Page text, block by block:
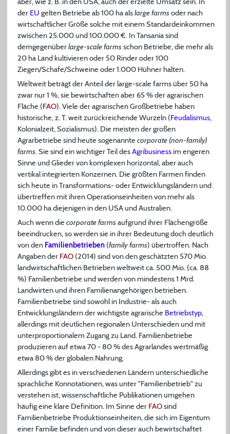
der EU gelten Betriebe ab 100 ha alslarge farmsoder nach
wirtschaftlicher Größe solche mit einem Standardeinkommen
zwischen 25.000 und 100.000 €. In Tansania sind
demgegenüberlarge-scale farmsschon Betriebe, die mehr als
20 ha Land kultivieren oder 50 Rinder oder 100
Ziegen/Schafe/Schweine oder 1.000 Hühner halten.
Weltweit beträgt der Anteil der large-scale farms über 50 ha
zwar nur 1 %, sie bewirtschaften aber 65 % der agrarischen
Fläche (FAO). Viele der agrarischen Großbetriebe haben
historische, z. T. weit zurückreichende Wurzeln (Feudalismus,
Kolonialzeit, Sozialismus). Die meisten der großen
Agrarbetriebe sind heute sogenannte corporate (non-family)
farms. Sie sind ein wichtiger Teil desAgribusinessim engeren
Sinne und Glieder von komplexen horizontal, aber auch
vertikal integrierten Konzernen. Die größten Farmen finden
sich heute in Transformations- oder Entwicklungsländern und
übertreffen mit ihren Operationseinheiten von mehr als
10.000 ha diejenigen in den USA und Australien.
Auch wenn die corporate farmsaufgrund ihrer Flächengröße
beeindrucken, so werden sie in ihrer Bedeutung doch deutlich
von den Familienbetrieben (family farms) übertroffen. Nach
Angaben der FAO (2014) sind von den geschätzten 570 Mio.
landwirtschaftlichen Betrieben weltweit ca. 500 Mio. (ca. 88
%) Familienbetriebe und werden von mindestens 1 Mrd.
Landwirten und ihren Familienangehörigen betrieben.
Familienbetriebe sind sowohl in Industrie- als auch
Entwicklungsländern der wichtigste agrarische Betriebstyp,
allerdings mit deutlichen regionalen Unterschieden und mit
unterproportionalem Zugang zu Land. Familienbetriebe
produzieren auf etwa 70 - 80 % des Agrarlandes wertmäßig
etwa 80 % der globalen Nahrung.
Allerdings gibt es in verschiedenen Ländern unterschiedliche
sprachliche Konnotationen, was unter "Familienbetrieb" zu
verstehen ist, wissenschaftliche Publikationen umgehen
häufig eine klare Definition. Im Sinne der FAOsind
Familienbetriebe Produktionseinheiten, die sich im Eigentum
einer Familie befinden und von dieser auch bewirtschaftet